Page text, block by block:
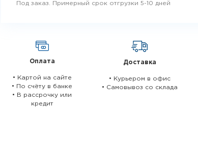
Под заказ. Примерный срок отгрузки 5-10 дней
Оплата
• Картой на сайте
• По счёту в банке
• В рассрочку или
кредит
Доставка
• Курьером в офис
• Самовывоз со склада